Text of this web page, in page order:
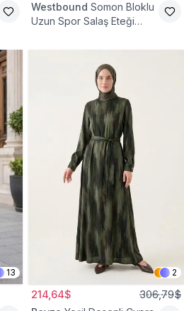
Westbound Somon Bloklu
Uzun Spor Salaş Eteği
13 2
214,64$ 306,79$